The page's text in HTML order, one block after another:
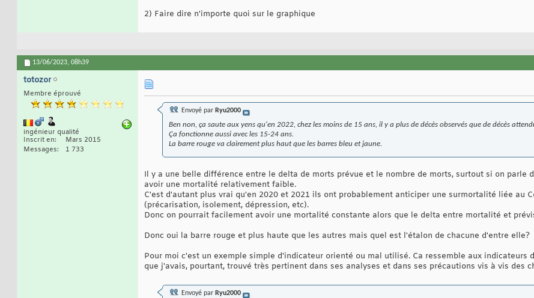
2) Faire dire n'importe quoi sur le graphique
13/06/2023, 08h39
totozor
Membre éprouvé
ingénieur qualité
Inscrit en
Mars 2015
Messages
1 733
Envoyé par Ryu2000
Ben non, ça saute aux yens qu'en 2022, chez les moins de 15 ans, il y a plus de décès observés que de décès
Ça fonctionne aussi avec les 15-24 ans.
La barre rouge va clairement plus haut que les barres bleu et jaune.
Il y a une belle différence entre le delta de morts prévue et le nombre de morts, surtout si on parle
avoir une mortalité relativement faible.
C'est d'autant plus vrai qu'en 2020 et 2021 ils ont probablement anticiper une surmortalité liée au
(précarisation, isolement, dépression, etc).
Donc on pourrait facilement avoir une mortalité constante alors que le delta entre mortalité et
Donc oui la barre rouge et plus haute que les autres mais quel est l'étalon de chacune d'entre elle?
Pour moi c'est un exemple simple d'indicateur orienté ou mal utilisé. Ca ressemble aux indicateurs
que j'avais, pourtant, trouvé très pertinent dans ses analyses et dans ses précautions vis à vis des
Envoyé par Ryu2000